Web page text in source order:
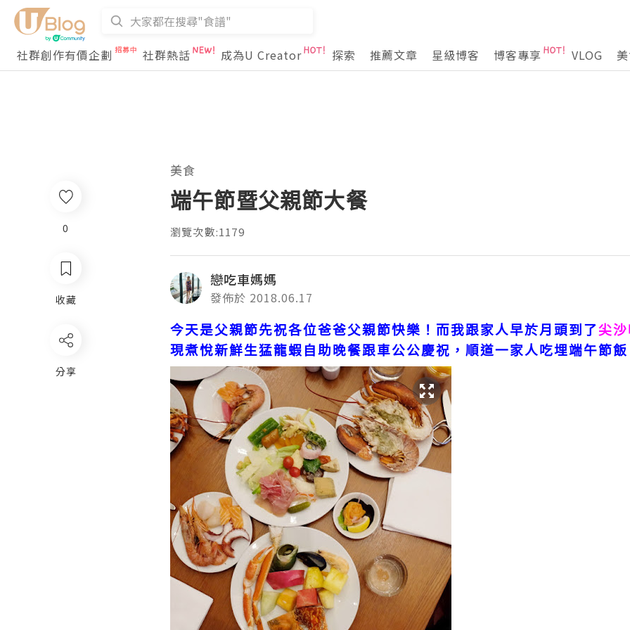
社群創作有價企劃
社群熱話 成為U Creator 探索 推薦文章 星級博客 博客專享 VLOG
0
收藏
分享
美食
端午節暨父親節大餐
瀏覽次數:1179
戀吃車媽媽
發佈於 2018.06.17
今天是父親節先祝各位爸爸父親節快樂！而我跟家人早於月頭到了尖
現煮悅新鮮生猛龍蝦自助晚餐跟車公公慶祝，順道一家人吃埋端午節飯